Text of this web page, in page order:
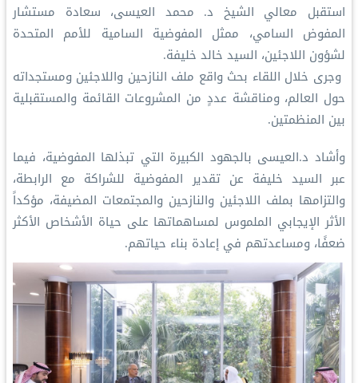
استقبل معالي الشيخ د. محمد العيسى‬⁩، سعادة مستشار
المفوض السامي، ممثل المفوضية السامية للأمم المتحدة
لشؤون اللاجئين، السيد خالد خليفة.
‏ وجرى خلال اللقاء بحث واقع ملف النازحين واللاجئين ومستجداته
حول العالم، ومناقشة عددٍ من المشروعات القائمة والمستقبلية
بين المنظمتين.
وأشاد د.العيسى بالجهود الكبيرة التي تبذلها المفوضية، فيما
عبر السيد خليفة عن تقدير المفوضية للشراكة مع الرابطة،
والتزامها بملف اللاجئين والنازحين والمجتمعات المضيفة، مؤكداً
الأثر الإيجابي الملموس لمساهماتها على حياة الأشخاص الأكثر
ضعفًا، ومساعدتهم في إعادة بناء حياتهم.